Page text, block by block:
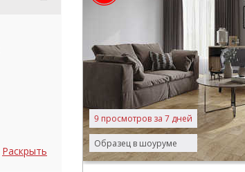
Раскрыть
Образец в шоуруме
9 просмотров за 7 дней